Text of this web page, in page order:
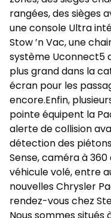
rangées, des sièges
une console Ultra
Stow ’n Vac, une
système Uconnect5
plus grand dans la
écran pour les
encore.Enfin,
pointe équipent la
alerte de collision
détection des
Sense, caméra à
véhicule volé, entre
nouvelles Chrysler
rendez-vous chez
Nous sommes situés